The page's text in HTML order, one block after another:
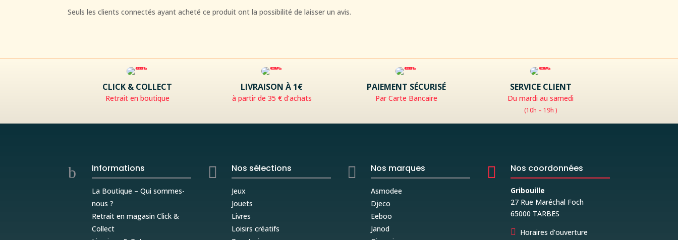
Seuls les clients connectés ayant acheté ce produit ont la possibilité de laisser un avis.
CLICK & COLLECT
Retrait en boutique
LIVRAISON À 1€
à partir de 35 € d’achats
PAIEMENT SÉCURISÉ
Par Carte Bancaire
SERVICE CLIENT
Du mardi au samedi
(10h – 19h )
b Informations
La Boutique – Qui sommes-
nous ?
Retrait en magasin Click &
Collect
 Nos sélections
Jeux
Jouets
Livres
Loisirs créatifs
 Nos marques
Asmodee
Djeco
Eeboo
Janod
 Nos coordonnées
Gribouille
27 Rue Maréchal Foch
65000 TARBES
 Horaires d’ouverture